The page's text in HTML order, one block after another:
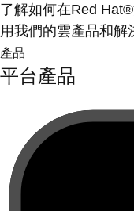
了解如何在Red
用我們的雲產品和解
產品
平台產品